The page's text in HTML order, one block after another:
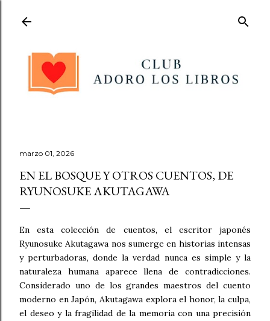
marzo 01, 2026
EN EL BOSQUE Y OTROS CUENTOS, DE
RYUNOSUKE AKUTAGAWA
En esta colección de cuentos, el escritor japonés
Ryunosuke Akutagawa nos sumerge en historias intensas
y perturbadoras, donde la verdad nunca es simple y la
naturaleza humana aparece llena de contradicciones.
Considerado uno de los grandes maestros del cuento
moderno en Japón, Akutagawa explora el honor, la culpa,
el deseo y la fragilidad de la memoria con una precisión